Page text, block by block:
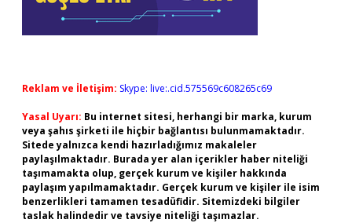
Reklam ve İletişim: Skype: live:.cid.575569c608265c69
Yasal Uyarı: Bu internet sitesi, herhangi bir marka, kurum
veya şahıs şirketi ile hiçbir bağlantısı bulunmamaktadır.
Sitede yalnızca kendi hazırladığımız makaleler
paylaşılmaktadır. Burada yer alan içerikler haber niteliği
taşımamakta olup, gerçek kurum ve kişiler hakkında
paylaşım yapılmamaktadır. Gerçek kurum ve kişiler ile isim
benzerlikleri tamamen tesadüfidir. Sitemizdeki bilgiler
taslak halindedir ve tavsiye niteliği taşımazlar.